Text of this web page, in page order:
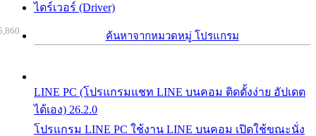
ไดร์เวอร์ (Driver)
ค้นหาจากหมวดหมู่ โปรแกรม
LINE PC (โปรแกรมแชท LINE บนคอม ติดตั้งง่าย อัปเดต
ได้เอง) 26.2.0
โปรแกรม LINE PC ใช้งาน LINE บนคอม เปิดใช้ขณะนั่ง